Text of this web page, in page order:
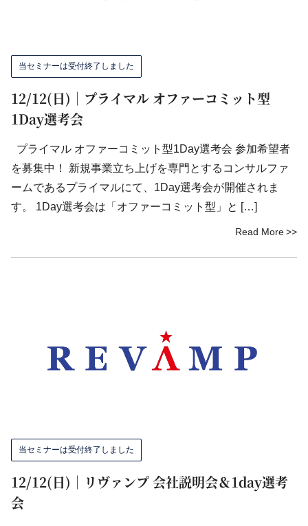
当セミナーは受付終了しました
12/12(日)｜プライマル オファーコミット型
1Day選考会
プライマル オファーコミット型1Day選考会 参加希望者
を募集中！ 新規事業立ち上げを専門とするコンサルファ
ームであるプライマルにて、1Day選考会が開催されま
す。 1Day選考会は「オファーコミット型」と […]
Read More
当セミナーは受付終了しました
12/12(日)｜リヴァンプ 会社説明会＆1day選考
会